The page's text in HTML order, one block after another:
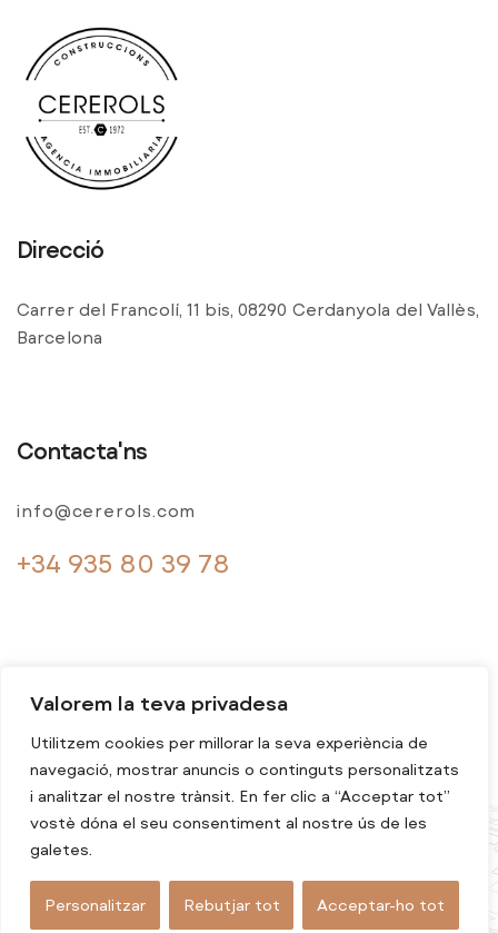
Valorem la teva privadesa
Utilitzem cookies per millorar la seva experiència de
navegació, mostrar anuncis o continguts personalitzats
i analitzar el nostre trànsit. En fer clic a “Acceptar tot”
vostè dóna el seu consentiment al nostre ús de les
galetes.
Personalitzar Rebutjar tot Acceptar-ho tot
Direcció
Carrer del Francolí, 11 bis, 08290 Cerdanyola del Vallès,
Barcelona
Contacta'ns
info@cererols.com
+34 935 80 39 78
© 2024 Cererols. Tots els drets reservats